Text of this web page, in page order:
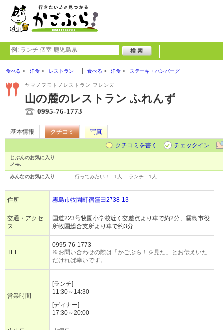
食べる 洋食 レストラン 食べる 洋食 ステーキ・ハンバーグ
ヤマノフモトノレストラン フレンズ
山の麓のレストラン ふれんず
0995-76-1773
基本情報 クチコミ
写真
クチコミを書く
チェックイン
じぶんのお気に入り:
メモ:
みんなのお気に入り: 行ってみたい！… 1人 ランチ… 1人
住所 霧島市牧園町宿窪田2738-13
交通・アクセ
ス
国道223号牧園小学校近く交差点より車で約2分、霧島市役
所牧園総合支所より車で約3分
TEL
0995-76-1773
※お問い合わせの際は「かごぶら！を見た」とお伝えいた
だければ幸いです。
営業時間
[ランチ]
11:30～14:30
[ディナー]
17:30～20:00